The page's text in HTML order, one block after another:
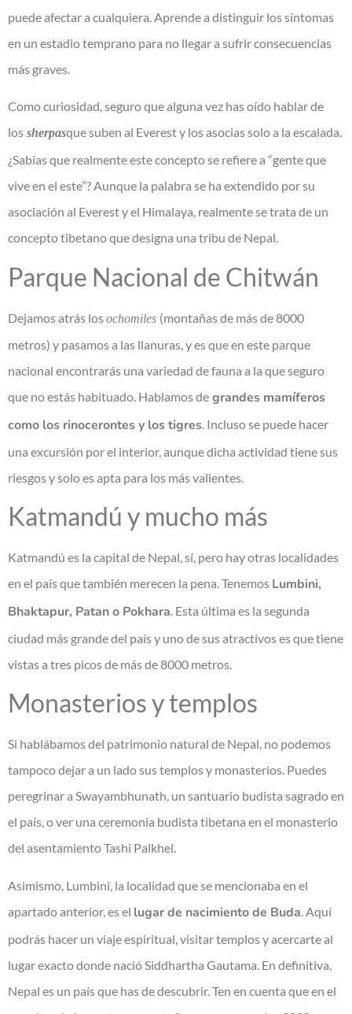
puede afectar a cualquiera. Aprende a distinguir los síntomas
en un estadio temprano para no llegar a sufrir consecuencias
más graves.
Como curiosidad, seguro que alguna vez has oído hablar de
los sherpasque suben al Everest y los asocias solo a la escalada.
¿Sabías que realmente este concepto se refiere a “gente que
vive en el este”? Aunque la palabra se ha extendido por su
asociación al Everest y el Himalaya, realmente se trata de un
concepto tibetano que designa una tribu de Nepal.
Parque Nacional de Chitwán
Dejamos atrás losochomiles (montañas de más de 8000
metros) y pasamos a las llanuras, y es que en este parque
nacional encontrarás una variedad de fauna a la que seguro
que no estás habituado. Hablamos de grandes mamíferos
como los rinocerontes y los tigres . Incluso se puede hacer
una excursión por el interior, aunque dicha actividad tiene sus
riesgos y solo es apta para los más valientes.
Katmandú y mucho más
Katmandú es la capital de Nepal, sí, pero hay otras localidades
en el país que también merecen la pena. Tenemos Lumbini,
Bhaktapur, Patan o Pokhara. Esta última es la segunda
ciudad más grande del país y uno de sus atractivos es que tiene
vistas a tres picos de más de 8000 metros.
Monasterios y templos
Si hablábamos del patrimonio natural de Nepal, no podemos
tampoco dejar a un lado sus templos y monasterios. Puedes
peregrinar a Swayambhunath, un santuario budista sagrado en
el país, o ver una ceremonia budista tibetana en el monasterio
del asentamiento Tashi Palkhel.
Asimismo, Lumbini, la localidad que se mencionaba en el
apartado anterior, es el lugar de nacimiento de Buda . Aquí
podrás hacer un viaje espiritual, visitar templos y acercarte al
lugar exacto donde nació Siddhartha Gautama. En definitiva,
Nepal es un país que has de descubrir. Ten en cuenta que en el